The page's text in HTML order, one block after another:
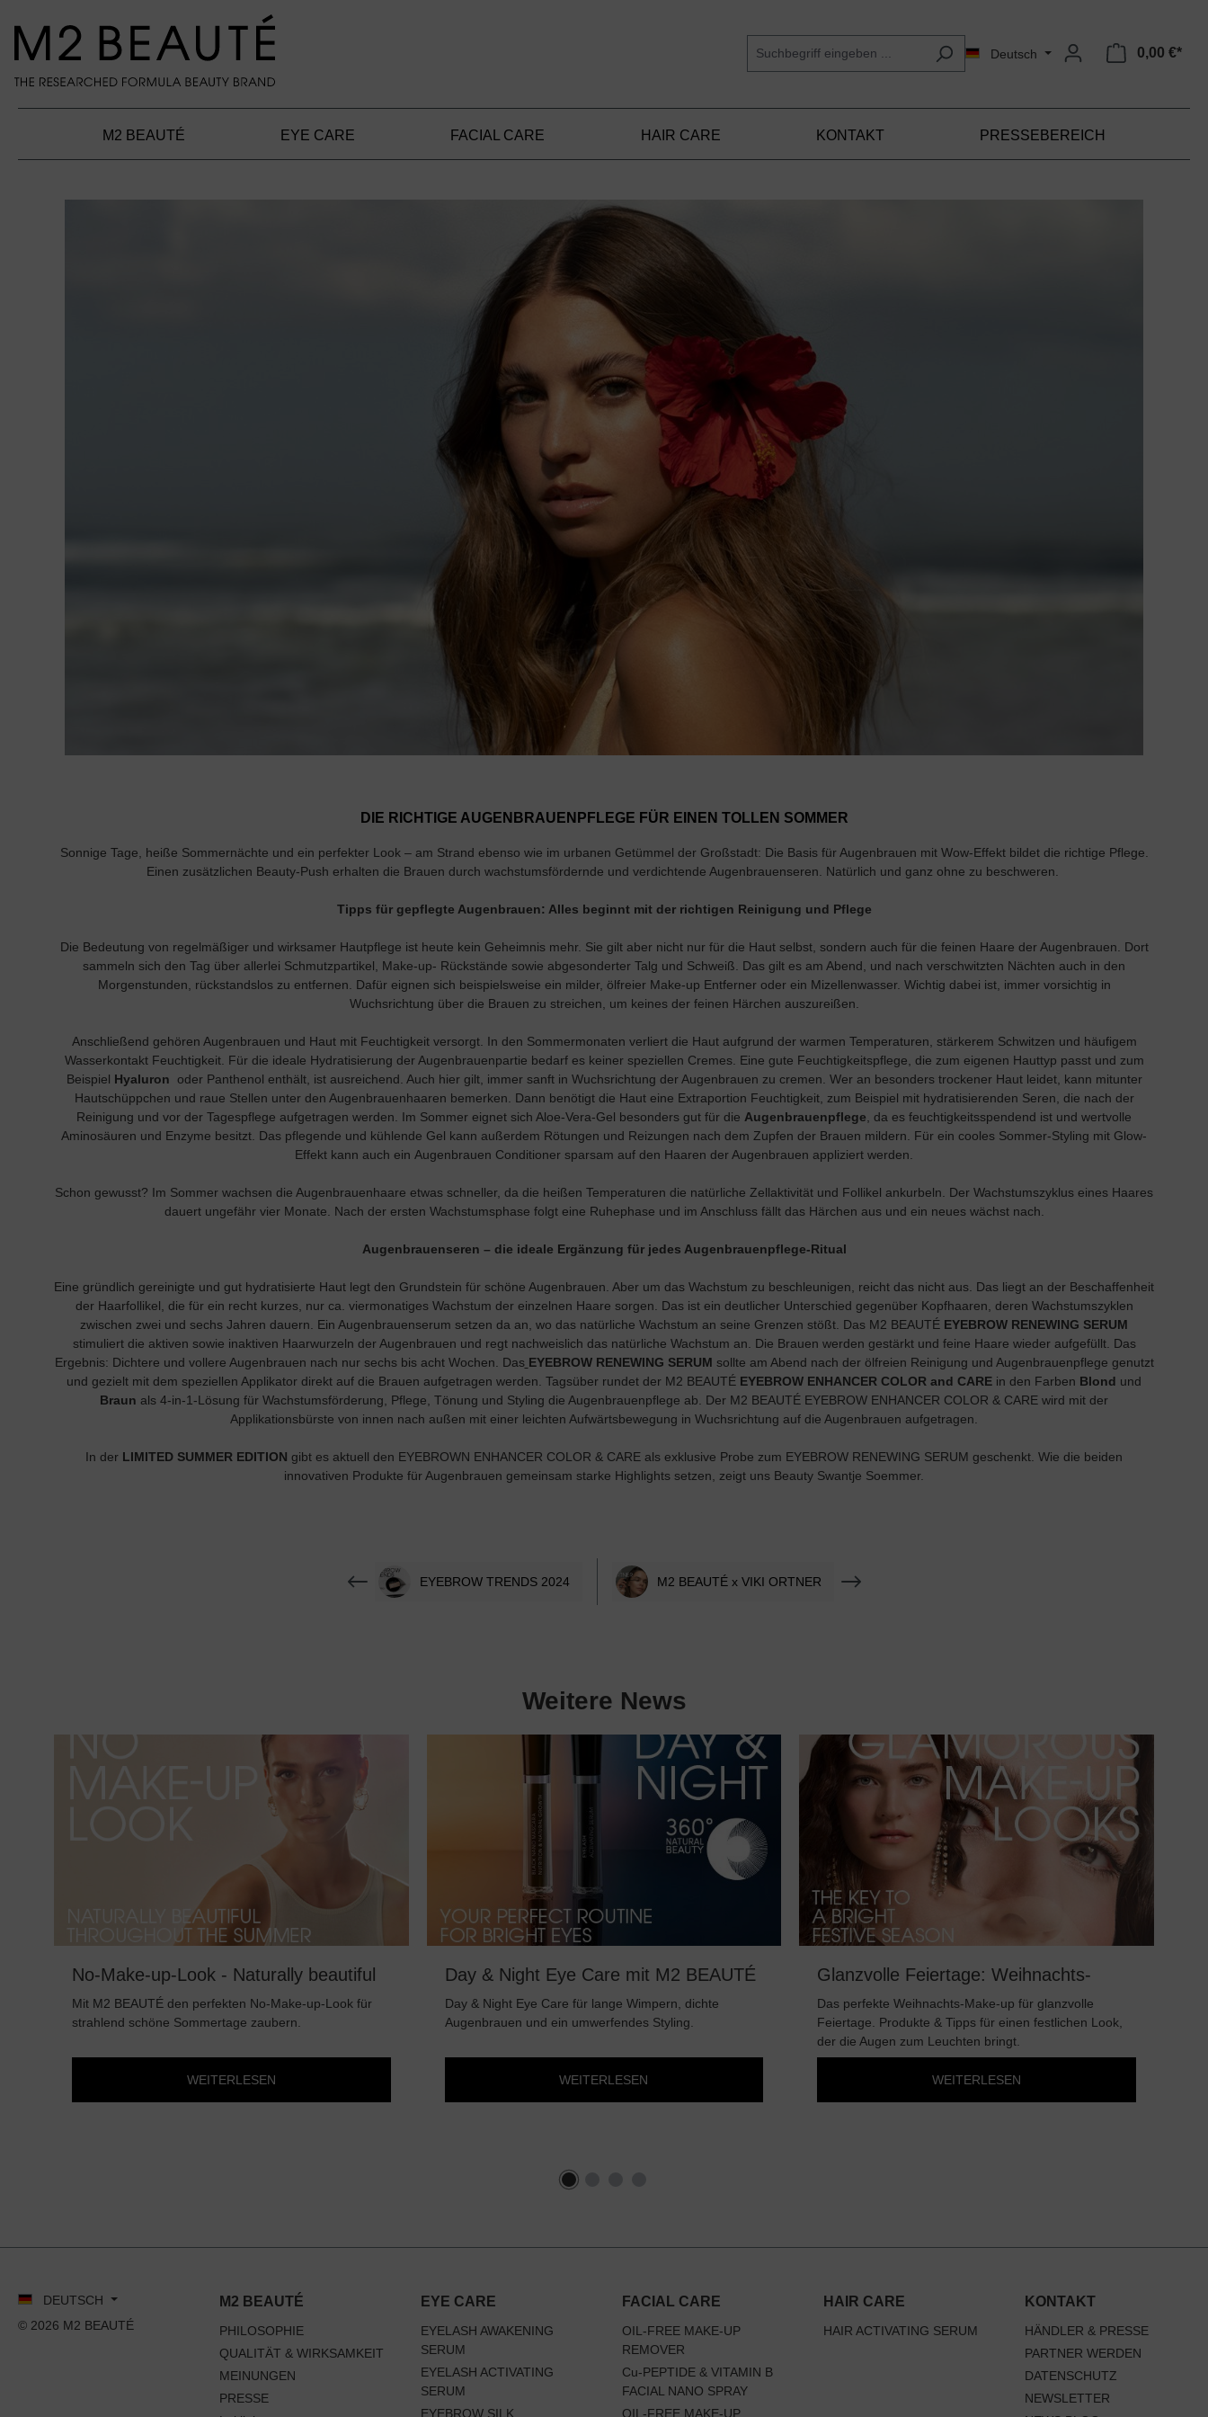
Deutsch 0,00 €*
M2 BEAUTÉ EYE CARE FACIAL CARE HAIR CARE KONTAKT PRESSEBEREICH
DIE RICHTIGE AUGENBRAUENPFLEGE FÜR EINEN TOLLEN SOMMER
Sonnige Tage, heiße Sommernächte und ein perfekter Look – am Strand ebenso wie im urbanen Getümmel der Großstadt: Die Basis für Augenbrauen mit Wow-Effekt bildet die richtige Pflege.
Einen zusätzlichen Beauty-Push erhalten die Brauen durch wachstumsfördernde und verdichtende Augenbrauenseren. Natürlich und ganz ohne zu beschweren.
Tipps für gepflegte Augenbrauen: Alles beginnt mit der richtigen Reinigung und Pflege
Die Bedeutung von regelmäßiger und wirksamer Hautpflege ist heute kein Geheimnis mehr. Sie gilt aber nicht nur für die Haut selbst, sondern auch für die feinen Haare der Augenbrauen. Dort
sammeln sich den Tag über allerlei Schmutzpartikel, Make-up- Rückstände sowie abgesonderter Talg und Schweiß. Das gilt es am Abend, und nach verschwitzten Nächten auch in den
Morgenstunden, rückstandslos zu entfernen. Dafür eignen sich beispielsweise ein milder, ölfreier Make-up Entferneroder ein Mizellenwasser. Wichtig dabei ist, immer vorsichtig in
Wuchsrichtung über die Brauen zu streichen, um keines der feinen Härchen auszureißen.
Anschließend gehören Augenbrauen und Haut mit Feuchtigkeit versorgt. In den Sommermonaten verliert die Haut aufgrund der warmen Temperaturen, stärkerem Schwitzen und häufigem
Wasserkontakt Feuchtigkeit. Für die ideale Hydratisierung der Augenbrauenpartie bedarf es keiner speziellen Cremes. Eine gute Feuchtigkeitspflege, die zum eigenen Hauttyp passt und zum
Beispiel Hyaluron oder Panthenol enthält, ist ausreichend. Auch hier gilt, immer sanft in Wuchsrichtung der Augenbrauen zu cremen. Wer an besonders trockener Haut leidet, kann mitunter
Hautschüppchen und raue Stellen unter den Augenbrauenhaaren bemerken. Dann benötigt die Haut eine Extraportion Feuchtigkeit, zum Beispiel mit hydratisierenden Seren, die nach der
Reinigung und vor der Tagespflege aufgetragen werden. Im Sommer eignet sich Aloe-Vera-Gel besonders gut für die Augenbrauenpflege , da es feuchtigkeitsspendend ist und wertvolle
Aminosäuren und Enzyme besitzt. Das pflegende und kühlende Gel kann außerdem Rötungen und Reizungen nach dem Zupfen der Brauen mildern. Für ein cooles Sommer-Styling mit Glow-
Effekt kann auch ein Augenbrauen Conditioner sparsam auf den Haaren der Augenbrauen appliziert werden.
Schon gewusst? Im Sommer wachsen die Augenbrauenhaare etwas schneller, da die heißen Temperaturen die natürliche Zellaktivität und Follikel ankurbeln. Der Wachstumszyklus eines Haares
dauert ungefähr vier Monate. Nach der ersten Wachstumsphase folgt eine Ruhephase und im Anschluss fällt das Härchen aus und ein neues wächst nach.
Augenbrauenseren – die ideale Ergänzung für jedes Augenbrauenpflege-Ritual
Eine gründlich gereinigte und gut hydratisierte Haut legt den Grundstein für schöne Augenbrauen. Aber um das Wachstum zu beschleunigen, reicht das nicht aus. Das liegt an der Beschaffenheit
der Haarfollikel, die für ein recht kurzes, nur ca. viermonatiges Wachstum der einzelnen Haare sorgen. Das ist ein deutlicher Unterschied gegenüber Kopfhaaren, deren Wachstumszyklen
zwischen zwei und sechs Jahren dauern. Ein Augenbrauenserum setzen da an, wo das natürliche Wachstum an seine Grenzen stößt. Das M2 BEAUTÉ EYEBROW RENEWING SERUM
stimuliert die aktiven sowie inaktiven Haarwurzeln der Augenbrauen und regt nachweislich das natürliche Wachstum an. Die Brauen werden gestärkt und feine Haare wieder aufgefüllt. Das
Ergebnis: Dichtere und vollere Augenbrauen nach nur sechs bis acht Wochen. Das EYEBROW RENEWING SERUM sollte am Abend nach der ölfreien Reinigung und Augenbrauenpflege genutzt
und gezielt mit dem speziellen Applikator direkt auf die Brauen aufgetragen werden. Tagsüber rundet der M2 BEAUTÉ EYEBROW ENHANCER COLOR and CARE in den Farben Blond und
Braun als 4-in-1-Lösung für Wachstumsförderung, Pflege, Tönung und Styling die Augenbrauenpflege ab. Der M2 BEAUTÉ EYEBROW ENHANCER COLOR & CARE wird mit der
Applikationsbürste von innen nach außen mit einer leichten Aufwärtsbewegung in Wuchsrichtung auf die Augenbrauen aufgetragen.
In der LIMITED SUMMER EDITION gibt es aktuell den EYEBROWN ENHANCER COLOR & CARE als exklusive Probe zum EYEBROW RENEWING SERUM geschenkt. Wie die beiden
innovativen Produkte für Augenbrauen gemeinsam starke Highlights setzen, zeigt uns Beauty Swantje Soemmer.
EYEBROW TRENDS 2024 M2 BEAUTÉ x VIKI ORTNER
Weitere News
No-Make-up-Look - Naturally beautiful
throughout the summer
Mit M2 BEAUTÉ den perfekten No-Make-up-Look für
strahlend schöne Sommertage zaubern.
WEITERLESEN
Day & Night Eye Care mit M2 BEAUTÉ
Day & Night Eye Care für lange Wimpern, dichte
Augenbrauen und ein umwerfendes Styling.
WEITERLESEN
Glanzvolle Feiertage: Weihnachts-
Make-up für strahlende Augen
Das perfekte Weihnachts-Make-up für glanzvolle
Feiertage. Produkte & Tipps für einen festlichen Look,
der die Augen zum Leuchten bringt.
WEITERLESEN
DEUTSCH
© 2026 M2 BEAUTÉ
M2 BEAUTÉ
PHILOSOPHIE
QUALITÄT & WIRKSAMKEIT
MEINUNGEN
PRESSE
EYE CARE
EYELASH AWAKENING
SERUM
EYELASH ACTIVATING
SERUM
EYEBROW SILK
FACIAL CARE
OIL-FREE MAKE-UP
REMOVER
Cu-PEPTIDE & VITAMIN B
FACIAL NANO SPRAY
OIL-FREE MAKE-UP
HAIR CARE
HAIR ACTIVATING SERUM
KONTAKT
HÄNDLER & PRESSE
PARTNER WERDEN
DATENSCHUTZ
NEWSLETTER